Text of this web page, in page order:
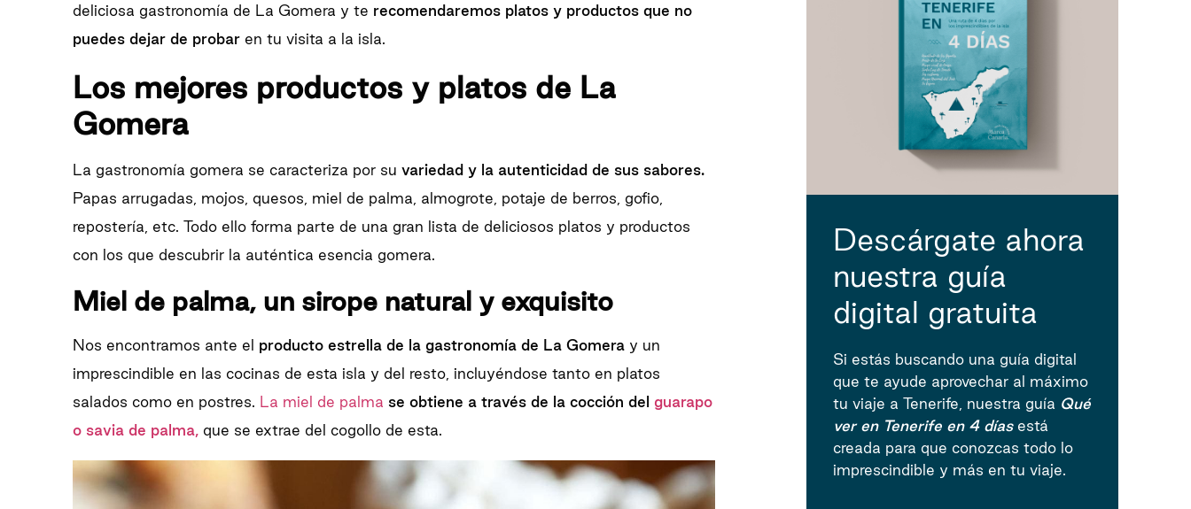
deliciosa gastronomía de La Gomera y te recomendaremos platos y productos que no
puedes dejar de probar en tu visita a la isla.
Los mejores productos y platos de La
Gomera
La gastronomía gomera se caracteriza por su variedad y la autenticidad de sus sabores.
Papas arrugadas, mojos, quesos, miel de palma, almogrote, potaje de berros, gofio,
repostería, etc. Todo ello forma parte de una gran lista de deliciosos platos y productos
con los que descubrir la auténtica esencia gomera.
Miel de palma, un sirope natural y exquisito
Nos encontramos ante el producto estrella de la gastronomía de La Gomera y un
imprescindible en las cocinas de esta isla y del resto, incluyéndose tanto en platos
salados como en postres. La miel de palma se obtiene a través de la cocción del guarapo
o savia de palma, que se extrae del cogollo de esta.
Descárgate ahora
nuestra guía
digital gratuita
Si estás buscando una guía digital
que te ayude aprovechar al máximo
tu viaje a Tenerife, nuestra guía Qué
ver en Tenerife en 4 díasestá
creada para que conozcas todo lo
imprescindible y más en tu viaje.